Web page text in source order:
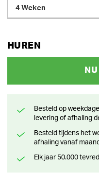
HUREN
Besteld op weekdagen voor 13 uur? Klaar voor
levering of afhaling
Besteld tijdens het weekend? Klaar voor levering of
afhaling vanaf
Elk jaar 50.000